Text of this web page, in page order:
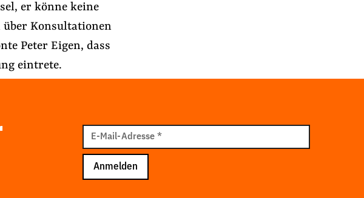
er könne keine
Konsultationen
Peter Eigen, dass
eintrete.
Mail
Adresse
E-Mail-Adresse *
Anmelden